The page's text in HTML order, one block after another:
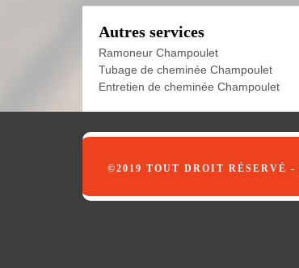
Autres services
Ramoneur Champoulet
Tubage de cheminée Champoulet
Entretien de cheminée Champoulet
©2019 TOUT DROIT RÉSERVÉ -